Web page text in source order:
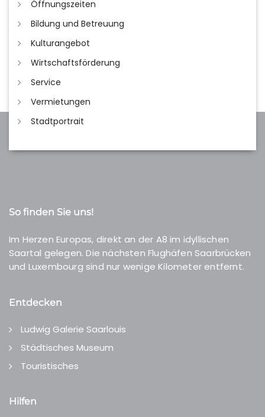
Öffnungszeiten
Bildung und Betreuung
Kulturangebot
Wirtschaftsförderung
Service
Vermietungen
Stadtportrait
So finden Sie uns!
Im Herzen Europas, direkt an der A8 im idyllischen
Saartal gelegen. Die nächsten Flughäfen Saarbrücken
und Luxembourg sind nur wenige Kilometer entfernt.
Entdecken
Ludwig Galerie Saarlouis
Städtisches Museum
Touristisches
Hilfen